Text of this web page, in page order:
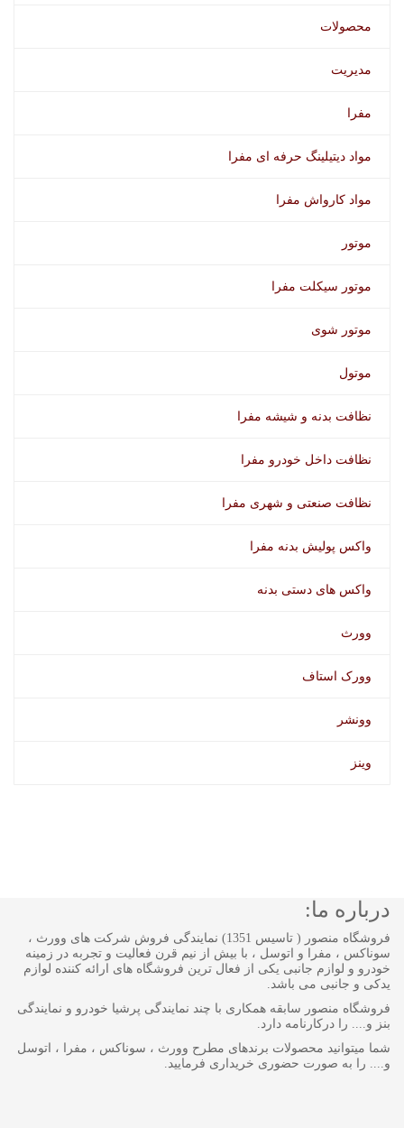
محصولات
مدیریت
مفرا
مواد دیتیلینگ حرفه ای مفرا
مواد کارواش مفرا
موتور
موتور سیکلت مفرا
موتور شوی
موتول
نظافت بدنه و شیشه مفرا
نظافت داخل خودرو مفرا
نظافت صنعتی و شهری مفرا
واکس پولیش بدنه مفرا
واکس های دستی بدنه
وورث
وورک استاف
وونشر
وینز
درباره ما:
فروشگاه منصور ( تاسیس 1351) نمایندگی فروش شرکت های وورث ،
سوناکس ، مفرا و اتوسل ، با بیش از نیم قرن فعالیت و تجربه در زمینه
خودرو و لوازم جانبی یکی از فعال ترین فروشگاه های ارائه کننده لوازم
یدکی و جانبی می باشد.
فروشگاه منصور سابقه همکاری با چند نمایندگی پرشیا خودرو و نمایندگی
بنز و.... را درکارنامه دارد.
شما میتوانید محصولات برندهای مطرح وورث ، سوناکس ، مفرا ، اتوسل
و.... را به صورت حضوری خریداری فرمایید.